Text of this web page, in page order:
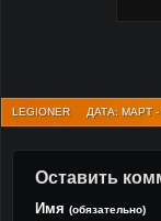
LEGIONER ДАТА: МАРТ -
Оставить
Имя (обязательно)